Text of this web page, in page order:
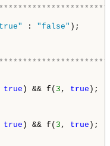
: "false" );
true ) && f( 3 , true );
true ) && f( 3 , true );